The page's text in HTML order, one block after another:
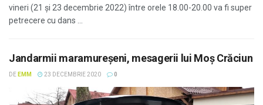
vineri (21 și 23 decembrie 2022) între orele 18.00-20.00 va fi super
petrecere cu dans ...
Jandarmii maramureşeni, mesagerii lui Moş Crăciun
DE EMM 23 DECEMBRIE 2020 0